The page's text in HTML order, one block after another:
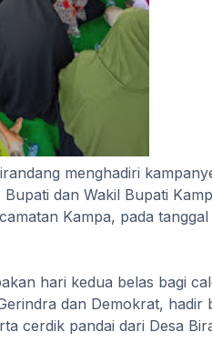
menghadiri
dan Wakil Bupati
Kampa, pada
hari kedua belas bagi
dan Demokrat, hadir
cerdik pandai dari Desa